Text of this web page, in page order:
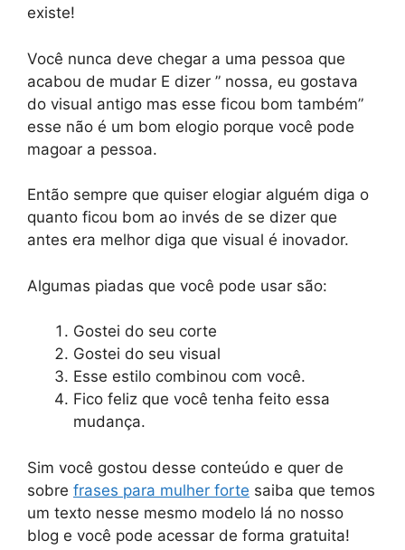
existe!
Você nunca deve chegar a uma pessoa que
acabou de mudar E dizer ” nossa, eu gostava
do visual antigo mas esse ficou bom também”
esse não é um bom elogio porque você pode
magoar a pessoa.
Então sempre que quiser elogiar alguém diga o
quanto ficou bom ao invés de se dizer que
antes era melhor diga que visual é inovador.
Algumas piadas que você pode usar são:
Gostei do seu corte
Gostei do seu visual
Esse estilo combinou com você.
Fico feliz que você tenha feito essa
mudança.
Sim você gostou desse conteúdo e quer de
sobre frases para mulher forte saiba que temos
um texto nesse mesmo modelo lá no nosso
blog e você pode acessar de forma gratuita!